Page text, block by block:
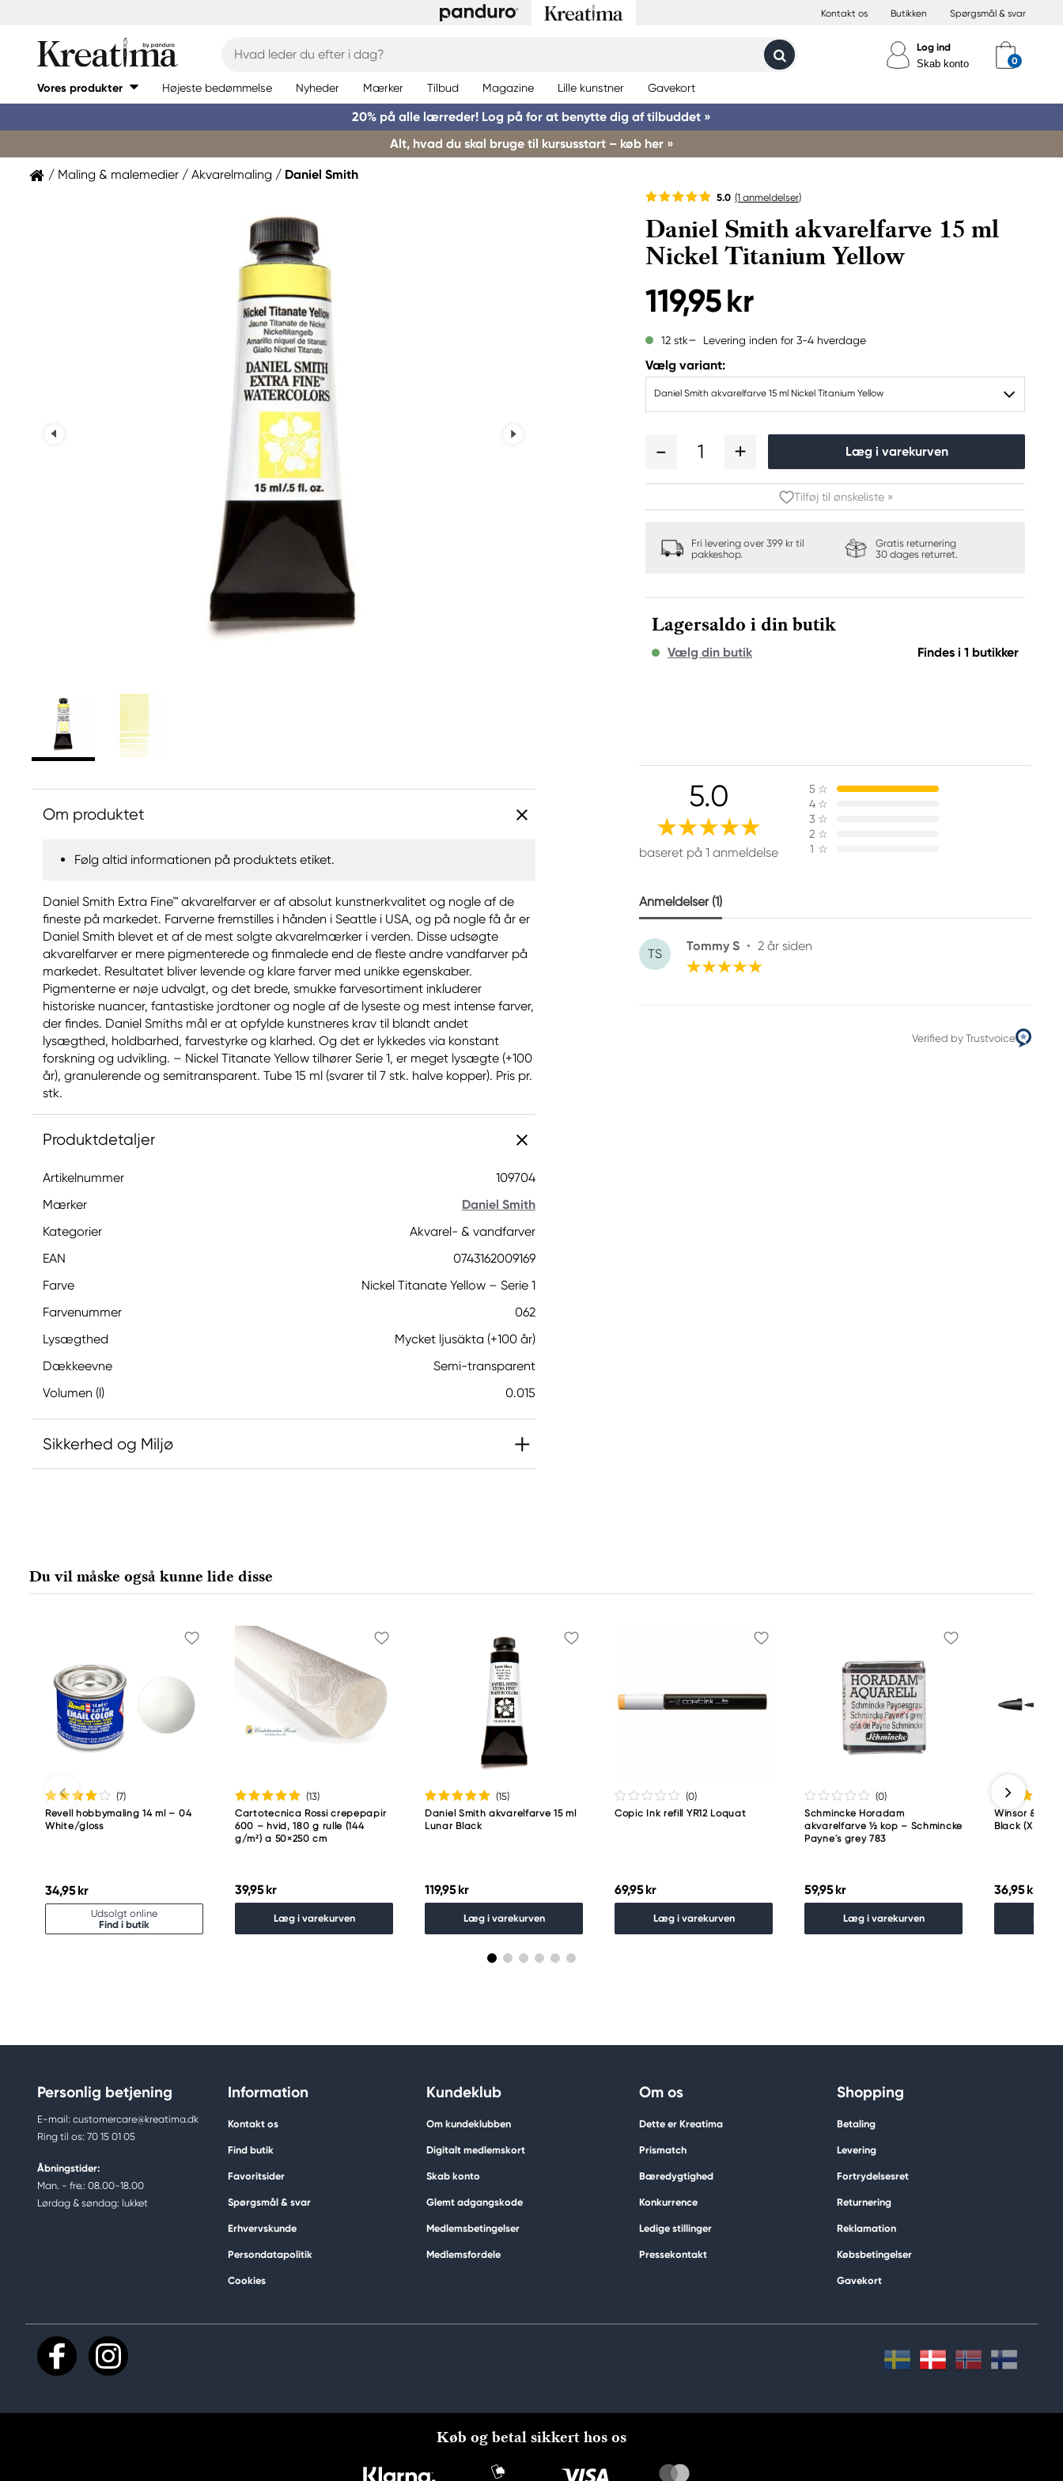
Kontakt os Butikken Spørgsmål & svar
Log ind
Skab konto
Vores produkter Højeste bedømmelse Nyheder Mærker Tilbud Magazine Lille kunstner Gavekort
20% på alle lærreder! Log på for at benytte dig af tilbuddet »
Alt, hvad du skal bruge til kursusstart – køb her »
Maling & malemedier Akvarelmaling Daniel Smith
5.0 (1 anmeldelser)
Daniel Smith akvarelfarve 15 ml
Nickel Titanium Yellow
119,95 kr
12 stk Levering inden for 3-4 hverdage
Vælg variant:
Daniel Smith akvarelfarve 15 ml Nickel Titanium Yellow
1 Læg i varekurven
Tilføj til ønskeliste »
Fri levering over 399 kr til
pakkeshop.
Gratis returnering
30 dages returret.
Lagersaldo i din butik
Vælg din butik Findes i 1 butikker
Om produktet
Følg altid informationen på produktets etiket.
Daniel Smith Extra Fine™ akvarelfarver er af absolut kunstnerkvalitet og nogle af de
fineste på markedet. Farverne fremstilles i hånden i Seattle i USA, og på nogle få år er
Daniel Smith blevet et af de mest solgte akvarelmærker i verden. Disse udsøgte
akvarelfarver er mere pigmenterede og finmalede end de fleste andre vandfarver på
markedet. Resultatet bliver levende og klare farver med unikke egenskaber.
Pigmenterne er nøje udvalgt, og det brede, smukke farvesortiment inkluderer
historiske nuancer, fantastiske jordtoner og nogle af de lyseste og mest intense farver,
der findes. Daniel Smiths mål er at opfylde kunstneres krav til blandt andet
lysægthed, holdbarhed, farvestyrke og klarhed. Og det er lykkedes via konstant
forskning og udvikling. – Nickel Titanate Yellow tilhører Serie 1, er meget lysægte (+100
år), granulerende og semitransparent. Tube 15 ml (svarer til 7 stk. halve kopper). Pris pr.
stk.
Produktdetaljer
Artikelnummer
109704
Mærker
Daniel Smith
Kategorier
Akvarel- & vandfarver
EAN
0743162009169
Farve
Nickel Titanate Yellow – Serie 1
Farvenummer
062
Lysægthed
Mycket ljusäkta (+100 år)
Dækkeevne
Semi-transparent
Volumen (l)
0.015
Sikkerhed og Miljø
1160 Köpenhamn K, Denmark
city@stelling.dk
5.0
baseret på 1 anmeldelse
5 ☆
4 ☆
3 ☆
2 ☆
1 ☆
Anmeldelser (1)
TS
Tommy S • 2 år siden
Verified by Trustvoice
Du vil måske også kunne lide disse
(7)
Revell hobbymaling 14 ml – 04
White/gloss
34,95 kr
Udsolgt online
Find i butik
(13)
Cartotecnica Rossi crepepapir
600 – hvid, 180 g rulle (144
g/m²) a 50×250 cm
39,95 kr
Læg i varekurven
(15)
Daniel Smith akvarelfarve 15 ml
Lunar Black
119,95 kr
Læg i varekurven
(0)
Copic Ink refill YR12 Loquat
69,95 kr
Læg i varekurven
(0)
Schmincke Horadam
akvarelfarve ½ kop – Schmincke
Payne´s grey 783
59,95 kr
Læg i varekurven
Winsor &
Black (XB)
36,95 kr
Læg i
Personlig betjening
E-mail: customercare@kreatima.dk
Ring til os: 70 15 01 05
Åbningstider:
Man. - fre.: 08.00-18.00
Lørdag & søndag: lukket
Information
Kontakt os
Find butik
Favoritsider
Spørgsmål & svar
Erhvervskunde
Persondatapolitik
Cookies
Kundeklub
Om kundeklubben
Digitalt medlemskort
Skab konto
Glemt adgangskode
Medlemsbetingelser
Medlemsfordele
Om os
Dette er Kreatima
Prismatch
Bæredygtighed
Konkurrence
Ledige stillinger
Pressekontakt
Shopping
Betaling
Levering
Fortrydelsesret
Returnering
Reklamation
Købsbetingelser
Gavekort
Køb og betal sikkert hos os